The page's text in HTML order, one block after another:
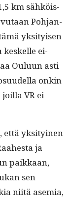
km sähköis­
Poh­jan­
yksi­tyisen
ei-
Oulu­un asti
onkin
VR ei
että yksi­tyi­nen
ja
paikkaan,
sen
niitä asemia,